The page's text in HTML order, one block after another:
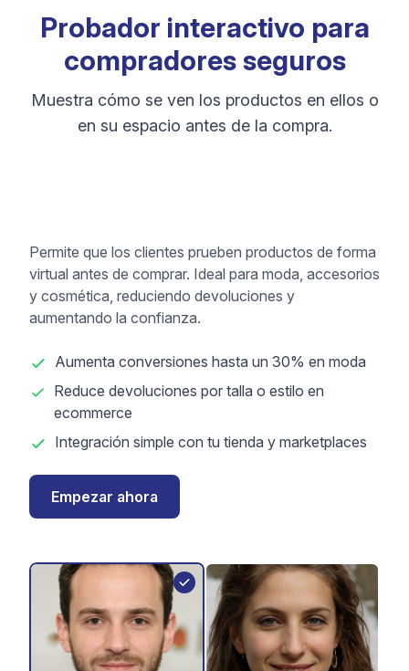
Probador interactivo para
compradores seguros
Muestra cómo se ven los productos en ellos o
en su espacio antes de la compra.
Permite que los clientes prueben productos de forma
virtual antes de comprar. Ideal para moda, accesorios
y cosmética, reduciendo devoluciones y
aumentando la confianza.
Aumenta conversiones hasta un 30% en moda
Reduce devoluciones por talla o estilo en
ecommerce
Integración simple con tu tienda y marketplaces
Empezar ahora